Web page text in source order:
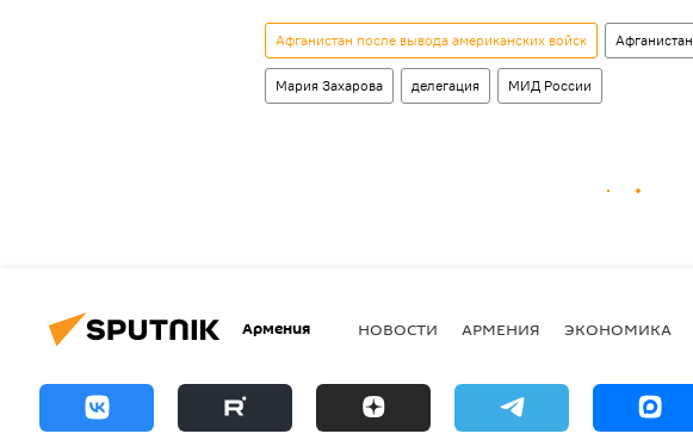
Афганистан после вывода американских войск Афганистан
Мария Захарова делегация МИД России
Армения НОВОСТИ АРМЕНИЯ ЭКОНОМИКА